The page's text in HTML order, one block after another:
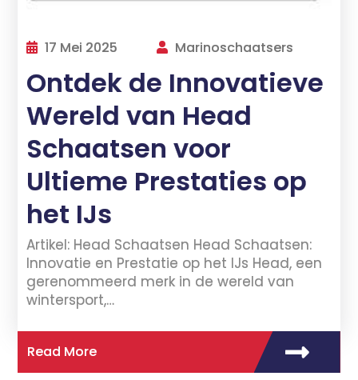
17 Mei 2025 Marinoschaatsers
Ontdek de Innovatieve
Wereld van Head
Schaatsen voor
Ultieme Prestaties op
het IJs
Artikel: Head Schaatsen Head Schaatsen:
Innovatie en Prestatie op het IJs Head, een
gerenommeerd merk in de wereld van
wintersport,…
Read More